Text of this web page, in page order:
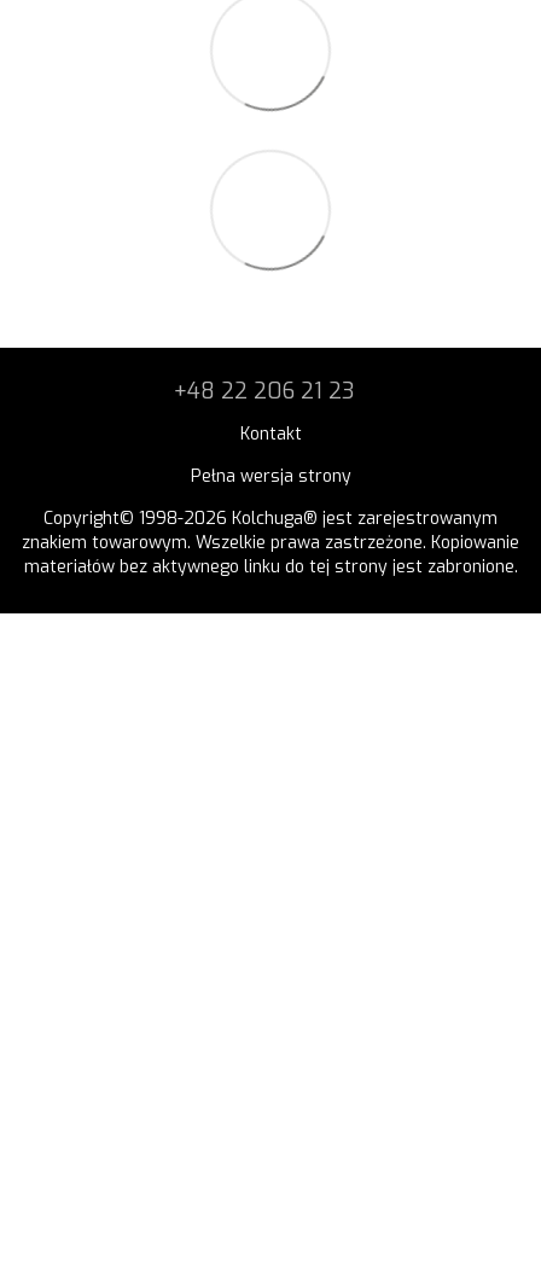
+48 22 206 21 23
Kontakt
Pełna wersja strony
Copyright© 1998-2026 Kolchuga® jest zarejestrowanym
znakiem towarowym. Wszelkie prawa zastrzeżone. Kopiowanie
materiałów bez aktywnego linku do tej strony jest zabronione.